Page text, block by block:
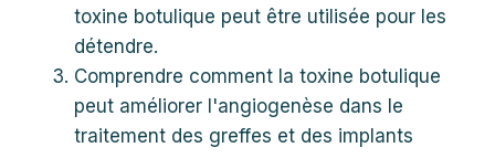
toxine botulique peut être utilisée pour les
détendre.
Comprendre comment la toxine botulique
peut améliorer l'angiogenèse dans le
traitement des greffes et des implants